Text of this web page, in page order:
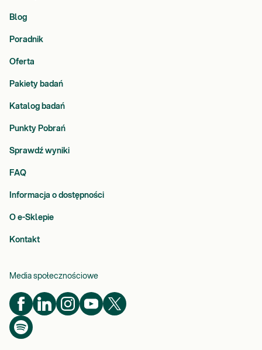
Blog
Poradnik
Oferta
Pakiety badań
Katalog badań
Punkty Pobrań
Sprawdź wyniki
FAQ
Informacja o dostępności
O e-Sklepie
Kontakt
Media społecznościowe